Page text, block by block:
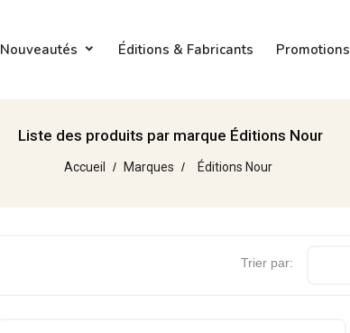
Nouveautés Éditions & Fabricants Promotions
Liste des produits par marque Éditions Nour
Accueil Marques Éditions Nour
Trier par: